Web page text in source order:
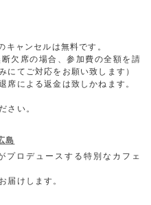
キャンセルは無料です。
欠席の場合、参加費の全額を請
にてご対応をお願い致します）
席による返金は致しかねます。
さい。
島
プロデュースする特別なカフェ
届けします。